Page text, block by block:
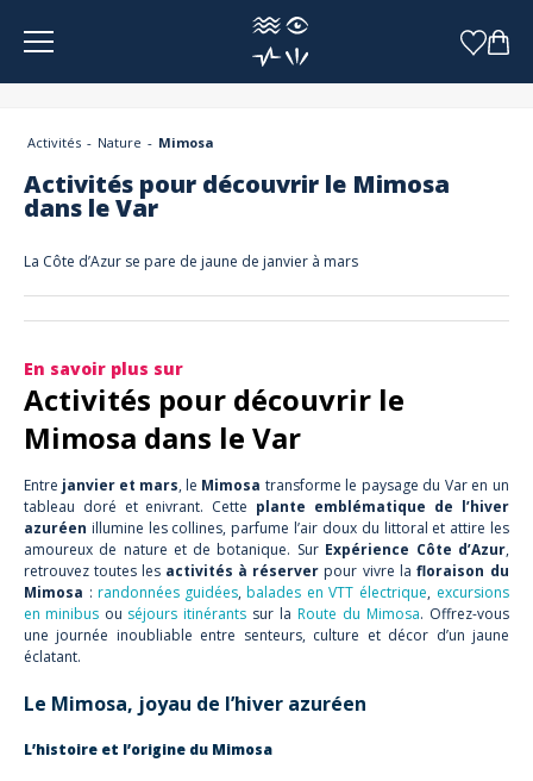
Panneau de gestion des cookies
Activités Nature Mimosa
Activités pour découvrir le Mimosa
dans le Var
La Côte d’Azur se pare de jaune de janvier à mars
En savoir plus sur
Activités pour découvrir le
Mimosa dans le Var
Entre janvier et mars, le Mimosa transforme le paysage du Var en un
tableau doré et enivrant. Cette plante emblématique de l’hiver
azuréen illumine les collines, parfume l’air doux du littoral et attire les
amoureux de nature et de botanique. Sur Expérience Côte d’Azur,
retrouvez toutes les activités à réserver pour vivre la floraison du
Mimosa : randonnées guidées, balades en VTT électrique, excursions
en minibus ou séjours itinérants sur la Route du Mimosa. Offrez-vous
une journée inoubliable entre senteurs, culture et décor d’un jaune
éclatant.
Le Mimosa, joyau de l’hiver azuréen
L’histoire et l’origine du Mimosa